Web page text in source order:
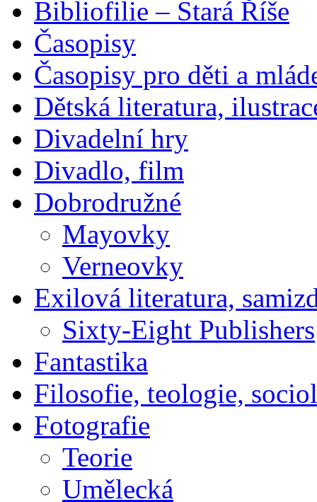
Bibliofilie – Stará Říše
Časopisy
Časopisy pro děti a
Dětská literatura,
Divadelní hry
Divadlo, film
Dobrodružné
Mayovky
Verneovky
Exilová literatura,
Sixty-Eight Publishers
Fantastika
Filosofie, teologie,
Fotografie
Teorie
Umělecká